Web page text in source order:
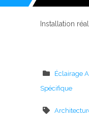
Installation
Éclairage
Spécifique